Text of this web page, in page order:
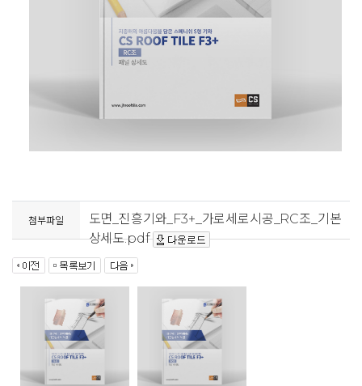
첨부파일
도면_진흥기와_F3+_가로세로시공_RC조_기본
상세도.pdf